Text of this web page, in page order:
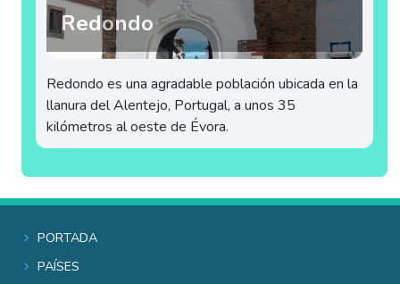
Redondo
Redondo es una agradable población ubicada en la
llanura del Alentejo, Portugal, a unos 35
kilómetros al oeste de Évora.
Portada
Países